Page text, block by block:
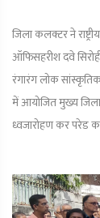
जिला कलक्टर ने
ऑफिसहरीश दवे
रंगारंग लोक
में आयोजित मुख्य जिला
ध्वजारोहण कर परेड